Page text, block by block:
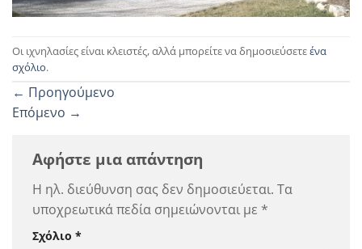
Οι ιχνηλασίες είναι κλειστές, αλλά μπορείτε να δημοσιεύσετεένα
σχόλιο.
← Προηγούμενο
Επόμενο →
Αφήστε μια απάντηση
Η ηλ. διεύθυνση σας δεν δημοσιεύεται. Τα
υποχρεωτικά πεδία σημειώνονται με *
Σχόλιο *